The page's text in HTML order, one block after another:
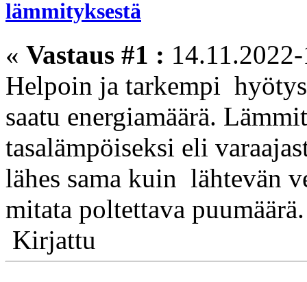
lämmityksestä
« Vastaus #1 :
Helpoin ja tarkempi
saatu energiamäärä.
tasalämpöiseksi eli
lähes sama kuin lähtevän
mitata poltettava puumäärä.
Kirjattu